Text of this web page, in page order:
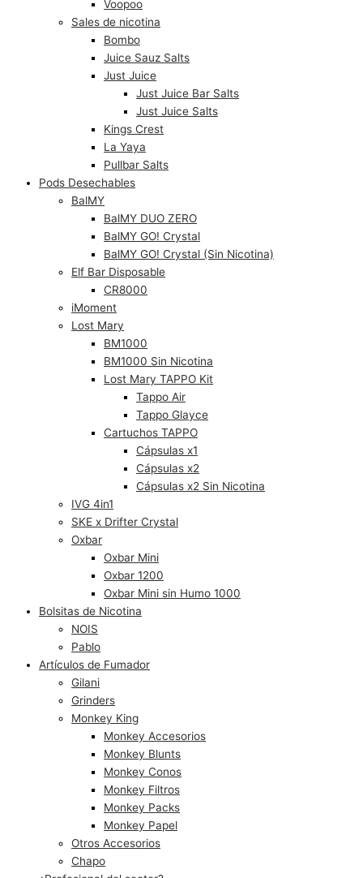
Voopoo
Sales de nicotina
Bombo
Juice Sauz Salts
Just Juice
Just Juice Bar Salts
Just Juice Salts
Kings Crest
La Yaya
Pullbar Salts
Pods Desechables
BalMY
BalMY DUO ZERO
BalMY GO! Crystal
BalMY GO! Crystal (Sin Nicotina)
Elf Bar Disposable
CR8000
iMoment
Lost Mary
BM1000
BM1000 Sin Nicotina
Lost Mary TAPPO Kit
Tappo Air
Tappo Glayce
Cartuchos TAPPO
Cápsulas x1
Cápsulas x2
Cápsulas x2 Sin Nicotina
IVG 4in1
SKE x Drifter Crystal
Oxbar
Oxbar Mini
Oxbar 1200
Oxbar Mini sin Humo 1000
Bolsitas de Nicotina
NOIS
Pablo
Artículos de Fumador
Gilani
Grinders
Monkey King
Monkey Accesorios
Monkey Blunts
Monkey Conos
Monkey Filtros
Monkey Packs
Monkey Papel
Otros Accesorios
Chapo